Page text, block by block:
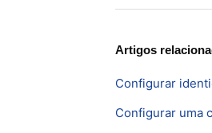
Artigos
Configurar
Configurar uma